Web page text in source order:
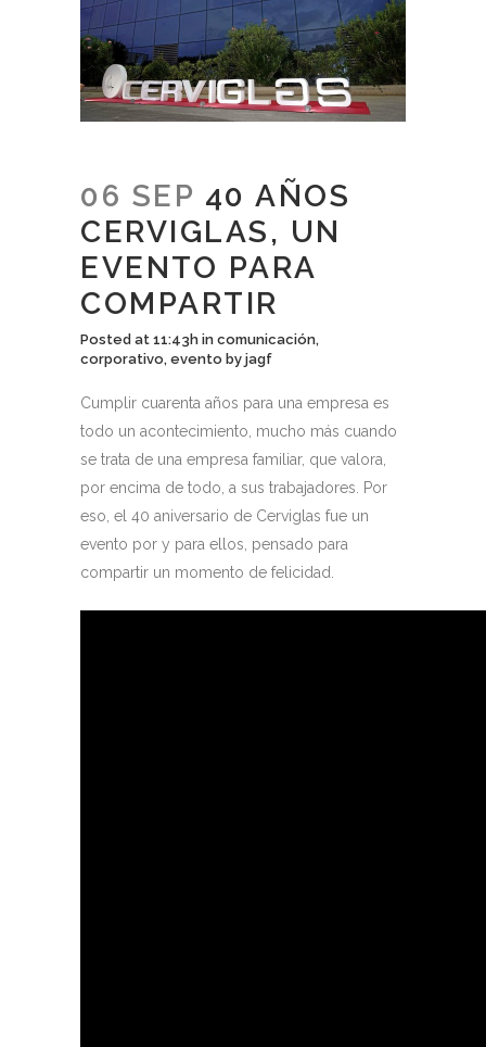
06 SEP 40 AÑOS
CERVIGLAS, UN
EVENTO PARA
COMPARTIR
Posted at 11:43h in comunicación,
corporativo, evento by jagf
Cumplir cuarenta años para una empresa es
todo un acontecimiento, mucho más cuando
se trata de una empresa familiar, que valora,
por encima de todo, a sus trabajadores. Por
eso, el 40 aniversario de Cerviglas fue un
evento por y para ellos, pensado para
compartir un momento de felicidad.